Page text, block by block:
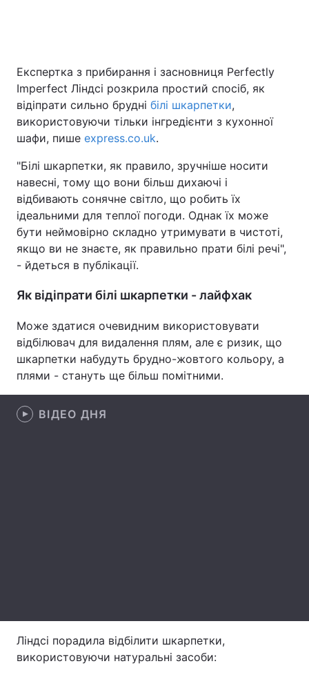
Україна Політика
Економіка Світ
Спорт
Техно і зв'язок Лайт
Зброя Інциденти
Здоров'я Туризм
Цікавинки Погода
Відео з Youtube Статті
Архів
Тема оформлення
Експертка з прибирання і засновниця Perfectly
Imperfect Ліндсі розкрила простий спосіб, як
відіпрати сильно брудні білі шкарпетки,
використовуючи тільки інгредієнти з кухонної
шафи, пише express.co.uk.
"Білі шкарпетки, як правило, зручніше носити
навесні, тому що вони більш дихаючі і
відбивають сонячне світло, що робить їх
ідеальними для теплої погоди. Однак їх може
бути неймовірно складно утримувати в чистоті,
якщо ви не знаєте, як правильно прати білі речі",
- йдеться в публікації.
Як відіпрати білі шкарпетки - лайфхак
Може здатися очевидним використовувати
відбілювач для видалення плям, але є ризик, що
шкарпетки набудуть брудно-жовтого кольору, а
плями - стануть ще більш помітними.
ВІДЕО ДНЯ
Ліндсі порадила відбілити шкарпетки,
використовуючи натуральні засоби: